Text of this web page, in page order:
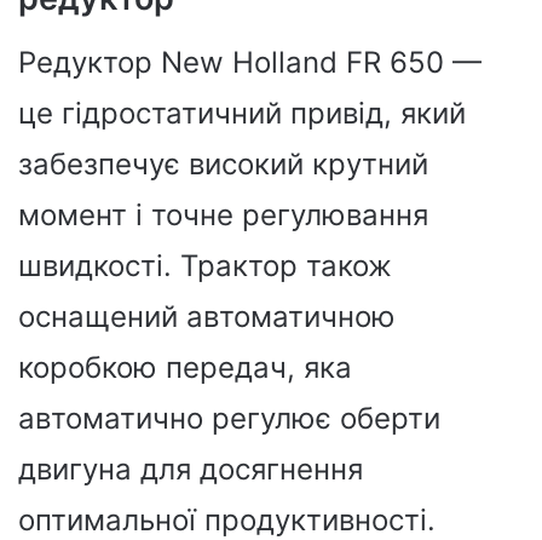
Редуктор New Holland FR 650 —
це гідростатичний привід, який
забезпечує високий крутний
момент і точне регулювання
швидкості. Трактор також
оснащений автоматичною
коробкою передач, яка
автоматично регулює оберти
двигуна для досягнення
оптимальної продуктивності.